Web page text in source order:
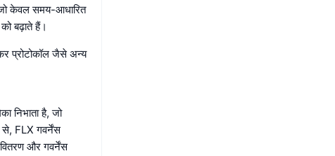
जो केवल समय-आधारित
बढ़ाते हैं।
प्रोटोकॉल जैसे अन्य
निभाता है, जो
से, FLX गवर्नेंस
और गवर्नेंस